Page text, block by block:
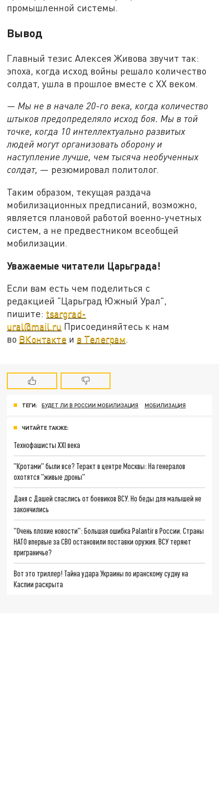
промышленной системы.
Вывод
Главный тезис Алексея Живова звучит так:
эпоха, когда исход войны решало количество
солдат, ушла в прошлое вместе с XX веком.
— Мы не в начале 20-го века, когда количество
штыков предопределяло исход боя. Мы в той
точке, когда 10 интеллектуально развитых
людей могут организовать оборону и
наступление лучше, чем тысяча необученных
солдат, — резюмировал политолог.
Таким образом, текущая раздача
мобилизационных предписаний, возможно,
является плановой работой военно-учетных
систем, а не предвестником всеобщей
мобилизации.
Уважаемые читатели Царьграда!
Если вам есть чем поделиться с
редакцией "Царьград Южный Урал",
пишите: tsargrad-
ural@mail.ru Присоединяйтесь к нам
во ВКонтакте и в Телеграм.
ТЕГИ: БУДЕТ ЛИ В РОССИИ МОБИЛИЗАЦИЯ МОБИЛИЗАЦИЯ
ЧИТАЙТЕ ТАКЖЕ:
Технофашисты XXI века
"Кротами" были все? Теракт в центре Москвы: На генералов
охотятся "живые дроны"
Даня с Дашей спаслись от боевиков ВСУ. Но беды для малышей не
закончились
"Очень плохие новости": Большая ошибка Palantir в России. Страны
НАТО впервые за СВО остановили поставки оружия. ВСУ теряют
приграничье?
Вот это триллер! Тайна удара Украины по иранскому судну на
Каспии раскрыта